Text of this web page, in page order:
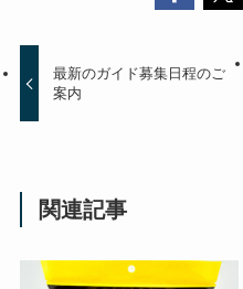
最新のガイド募集日程のご
案内
関連記事